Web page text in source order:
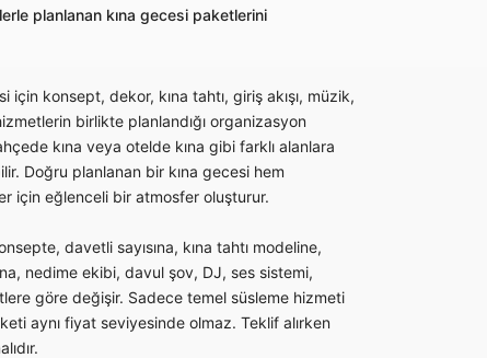
planlanan kına gecesi paketlerini
için konsept, dekor, kına tahtı, giriş akışı, müzik,
birlikte planlandığı organizasyon
kına veya otelde kına gibi farklı alanlara
Doğru planlanan bir kına gecesi hem
için eğlenceli bir atmosfer oluşturur.
davetli sayısına, kına tahtı modeline,
nedime ekibi, davul şov, DJ, ses sistemi,
göre değişir. Sadece temel süsleme hizmeti
aynı fiyat seviyesinde olmaz. Teklif alırken